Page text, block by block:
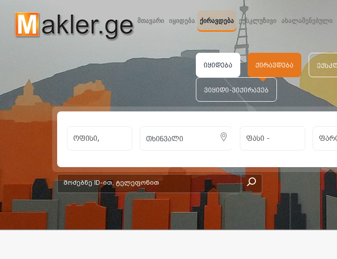
მთავარი იყიდება ქირავდება ექსკლუზივი ახალაშენებული
იყიდება ქირავდება
ვიყიდი-ვიქირავებ
ოფისი, ფასი -
add-form